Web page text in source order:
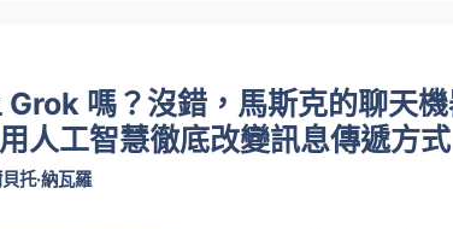
嗎？沒錯，馬斯克的聊天
人工智慧徹底改變訊息傳遞方式
托·納瓦羅